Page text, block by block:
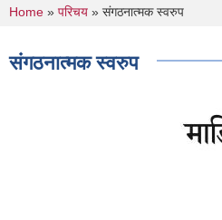
You are here
Home » परिचय » संगठनात्मक स्वरुप
संगठनात्मक स्वरुप